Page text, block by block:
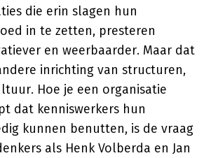
die erin slagen hun
in te zetten, presteren
en weerbaarder. Maar dat
inrichting van structuren,
Hoe je een organisatie
dat kenniswerkers hun
kunnen benutten, is de vraag
als Henk Volberda en Jan